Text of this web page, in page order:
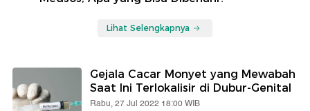
Lihat Selengkapnya
Gejala Cacar Monyet yang Mewabah
Saat Ini Terlokalisir di Dubur-Genital
Rabu, 27 Jul 2022 18:00 WIB